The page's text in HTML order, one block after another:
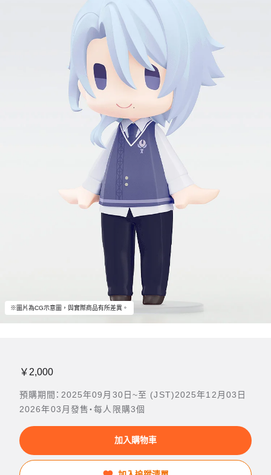
※圖片為CG示意圖，與實際商品有所差異。
￥2,000
預購期間：2025年09月30日~至 (JST)2025年12月03日
2026年03月發售・每人限購3個
加入購物車